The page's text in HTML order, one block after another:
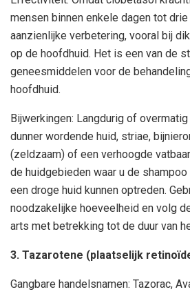
mensen binnen enkele dagen tot
aanzienlijke verbetering, vooral bij
op de hoofdhuid. Het is een van de
geneesmiddelen voor de
hoofdhuid.
Bijwerkingen: Langdurig of
dunner wordende huid, striae,
(zeldzaam) of een verhoogde
de huidgebieden waar u de
een droge huid kunnen optreden.
noodzakelijke hoeveelheid en volg
arts met betrekking tot de duur van
3. Tazarotene (plaatselijk
Gangbare handelsnamen: Tazorac,